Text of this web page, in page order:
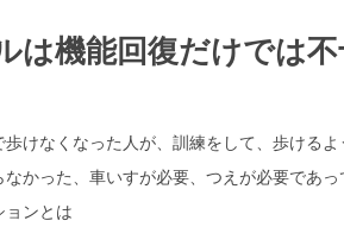
は機能回復だけでは
歩けなくなった人が、訓練をして、歩ける
なかった、車いすが必要、つえが必要であ
ョンとは